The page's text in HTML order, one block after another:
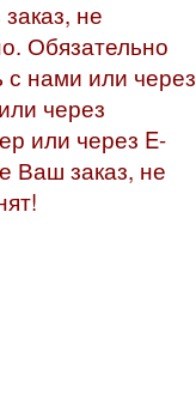
не
Обязательно
с нами или через
через
или через E-
Ваш заказ, не